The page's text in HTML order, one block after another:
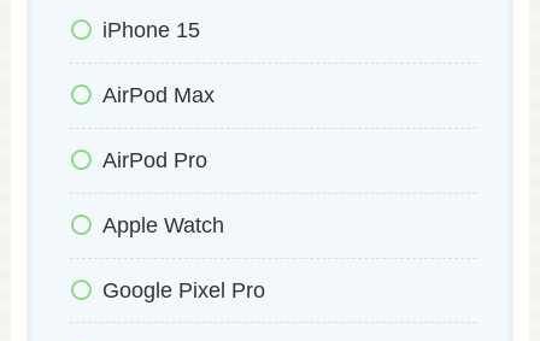
iPhone 15
AirPod Max
AirPod Pro
Apple Watch
Google Pixel Pro